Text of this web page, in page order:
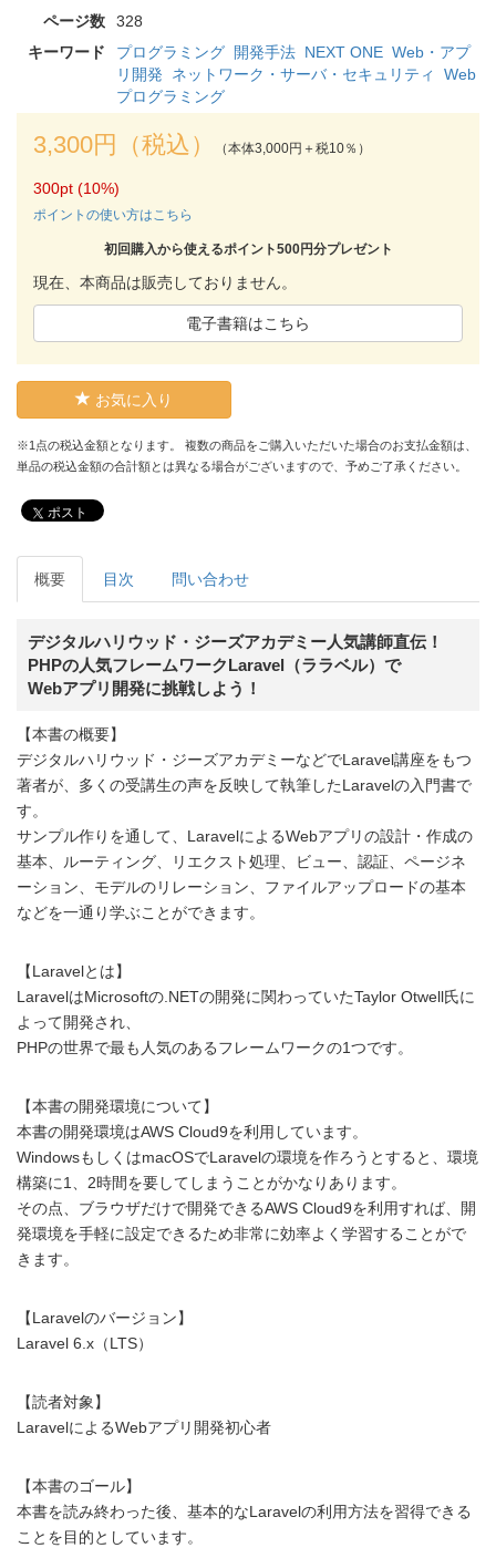
ページ数
328
キーワード
プログラミング 開発手法 NEXT ONE Web・アプ
リ開発
ネットワーク・サーバ・セキュリティ
Web
プログラミング
3,300円（税込） （本体3,000円＋税10％）
300pt (10%)
ポイントの使い方はこちら
初回購入から使えるポイント500円分プレゼント
現在、本商品は販売しておりません。
電子書籍はこちら
お気に入り
※1点の税込金額となります。 複数の商品をご購入いただいた場合のお支払金額は、
単品の税込金額の合計額とは異なる場合がございますので、予めご了承ください。
ポスト
概要 目次 問い合わせ
デジタルハリウッド・ジーズアカデミー人気講師直伝！
PHPの人気フレームワークLaravel（ララベル）で
Webアプリ開発に挑戦しよう！
【本書の概要】
デジタルハリウッド・ジーズアカデミーなどでLaravel講座をもつ
著者が、多くの受講生の声を反映して執筆したLaravelの入門書で
す。
サンプル作りを通して、LaravelによるWebアプリの設計・作成の
基本、ルーティング、リエクスト処理、ビュー、認証、ページネ
ーション、モデルのリレーション、ファイルアップロードの基本
などを一通り学ぶことができます。
【Laravelとは】
LaravelはMicrosoftの.NETの開発に関わっていたTaylor Otwell氏に
よって開発され、
PHPの世界で最も人気のあるフレームワークの1つです。
【本書の開発環境について】
本書の開発環境はAWS Cloud9を利用しています。
WindowsもしくはmacOSでLaravelの環境を作ろうとすると、環境
構築に1、2時間を要してしまうことがかなりあります。
その点、ブラウザだけで開発できるAWS Cloud9を利用すれば、開
発環境を手軽に設定できるため非常に効率よく学習することがで
きます。
【Laravelのバージョン】
Laravel 6.x（LTS）
【読者対象】
LaravelによるWebアプリ開発初心者
【本書のゴール】
本書を読み終わった後、基本的なLaravelの利用方法を習得できる
ことを目的としています。